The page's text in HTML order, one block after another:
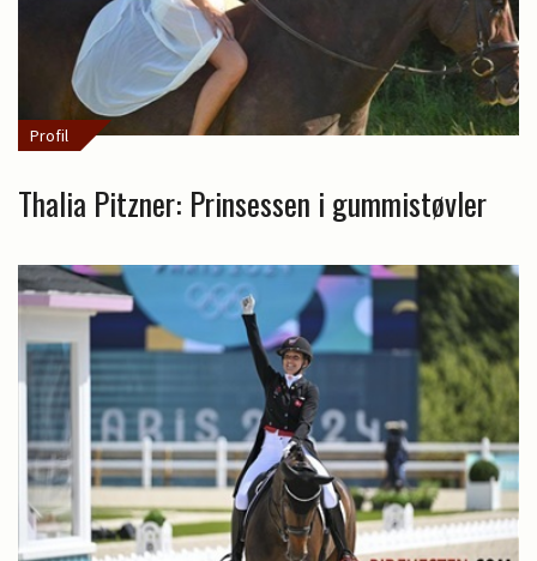
Profil
Thalia Pitzner: Prinsessen i gummistøvler